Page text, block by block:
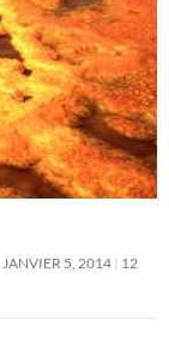
JANVIER 5, 2014 12